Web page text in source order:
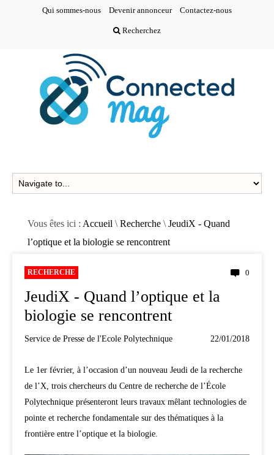
Qui sommes-nous Devenir annonceur Contactez-nous
Recherchez
Vous êtes ici : Accueil \ Recherche \ JeudiX - Quand
l’optique et la biologie se rencontrent
RECHERCHE 0
JeudiX - Quand l’optique et la
biologie se rencontrent
Service de Presse de l'Ecole Polytechnique 22/01/2018
Le 1er février, à l’occasion d’un nouveau Jeudi de la recherche
de l’X, trois chercheurs du Centre de recherche de l’École
Polytechnique présenteront leurs travaux mêlant technologies de
pointe et recherche fondamentale sur des thématiques à la
frontière entre l’optique et la biologie.